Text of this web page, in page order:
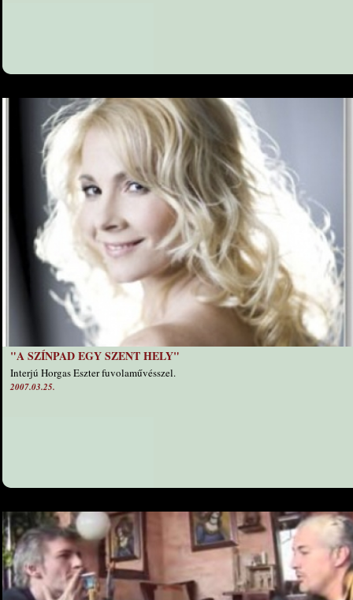
"A SZÍNPAD EGY SZENT HELY"
Interjú Horgas Eszter fuvolaművésszel.
2007.03.25.